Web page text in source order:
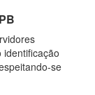
identificação
se